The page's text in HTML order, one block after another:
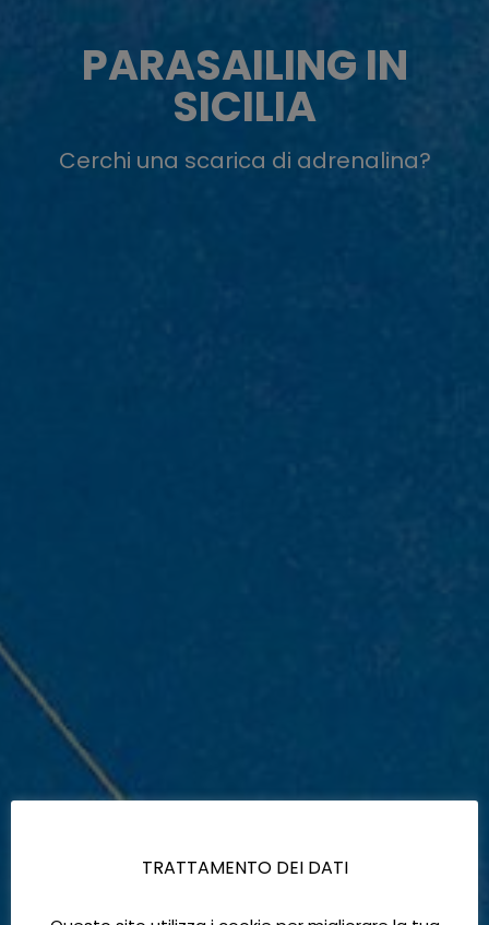
PARASAILING IN
SICILIA
Cerchi una scarica di adrenalina?
TRATTAMENTO DEI DATI